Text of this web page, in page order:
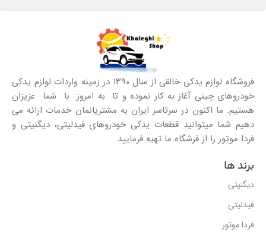
فروشگاه لوازم یدکی خالقی از سال ۱۳۹۰ در زمینه واردات لوازم یدکی
خودروهای چینی آغاز به کار نموده و تا به امروز با شما عزیزان
هستیم. ما اکنون در سرتاسر ایران به مشتریانمان خدمات ارائه می
دهیم شما میتوانید قطعات یدکی خودروهای فیدلیتی، دیگنیتی و
فردا موتور را از فرشگاه ما تهیه فرمایید.
برند ها
دیگنیتی
فیدلیتی
فردا موتور